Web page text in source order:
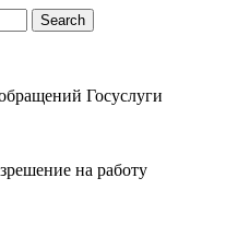
Search
Госуслуги
на работу